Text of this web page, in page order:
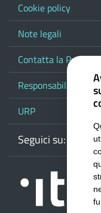
Cookie policy
Note legali
Contatta la
Responsabile del
URP
Seguici su: